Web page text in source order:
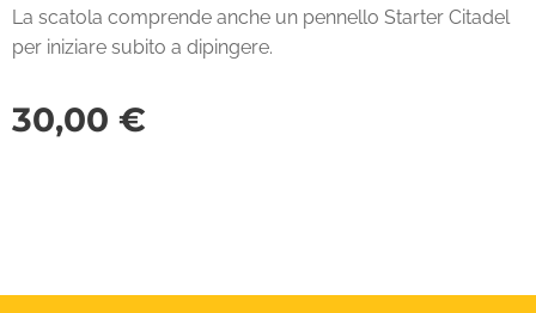
La scatola comprende anche un pennello Starter Citadel
per iniziare subito a dipingere.
30,00 €